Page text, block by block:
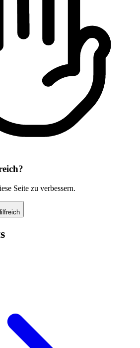
Seite zu verbessern.